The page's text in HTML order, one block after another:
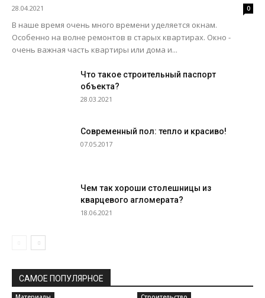
28.04.2021 0
В наше время очень много времени уделяется окнам.
Особенно на волне ремонтов в старых квартирах. Окно -
очень важная часть квартиры или дома и...
Что такое строительный паспорт
объекта?
28.03.2021
Современный пол: тепло и красиво!
07.05.2017
Чем так хороши столешницы из
кварцевого агломерата?
18.06.2021
САМОЕ ПОПУЛЯРНОЕ